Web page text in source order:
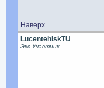
Наверх
LucentehiskTU
Экс-Участник